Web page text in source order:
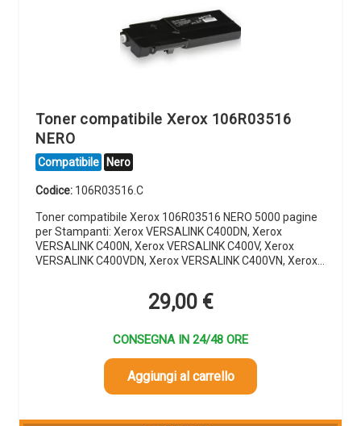
Toner compatibile Xerox 106R03516
NERO
Compatibile Nero
Codice: 106R03516.C
Toner compatibile Xerox 106R03516 NERO 5000 pagine
per Stampanti: Xerox VERSALINK C400DN, Xerox
VERSALINK C400N, Xerox VERSALINK C400V, Xerox
VERSALINK C400VDN, Xerox VERSALINK C400VN, Xerox…
29,00 €
CONSEGNA IN 24/48 ORE
Aggiungi al carrello